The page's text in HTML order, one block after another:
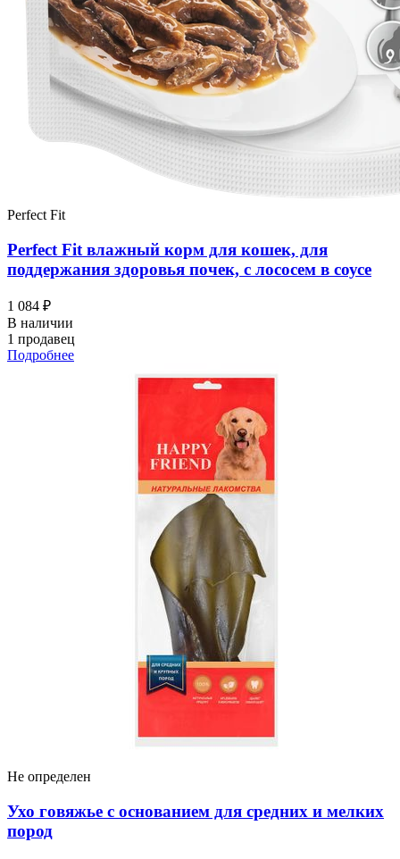
Perfect Fit
Perfect Fit влажный корм для кошек, для
поддержания здоровья почек, с лососем в соусе
1 084 ₽
В наличии
1 продавец
Подробнее
Не определен
Ухо говяжье с основанием для средних и мелких
пород